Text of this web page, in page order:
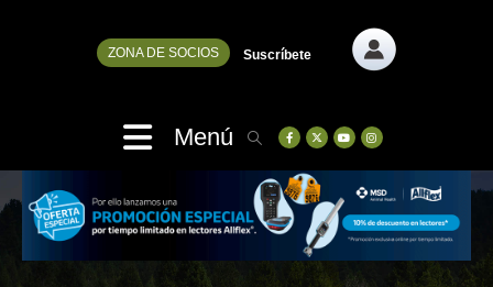
ZONA DE SOCIOS Suscríbete
Menú